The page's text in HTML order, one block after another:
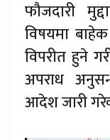
फौजदारी
विषयमा
विपरीत हुने
अपराध
आदेश जारी